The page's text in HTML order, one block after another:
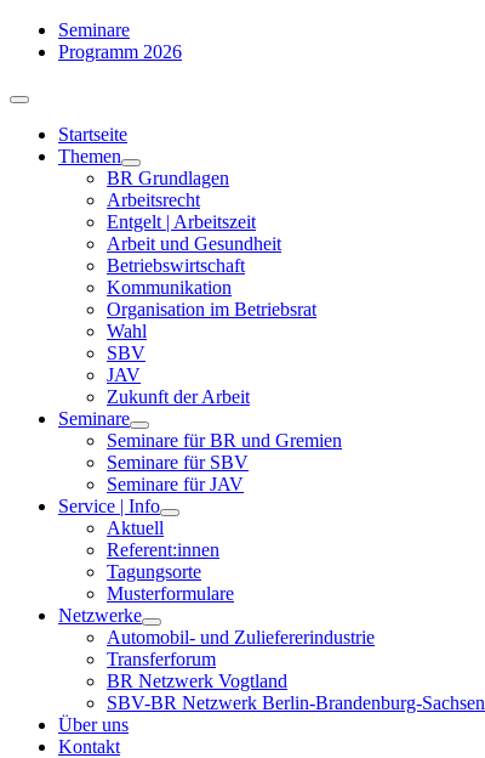
Zum
Inhalt
Seminare
Programm 2026
Toggle
NavigationStartseite
Themen
BR Grundlagen
Arbeits­recht
Entgelt | Arbeitszeit
Arbeit und Gesundheit
Betriebswirtschaft
Kommuni­kation
Organisation im Betriebsrat
Wahl
SBV
JAV
Zukunft der Arbeit
Seminare
Seminare für BR und Gremien
Seminare für SBV
Seminare für JAV
Service | Info
Aktuell
Referent:innen
Tagungsorte
Musterformulare
Netzwerke
Automobil- und Zuliefererindustrie
Transferforum
BR Netzwerk Vogtland
SBV-BR Netzwerk Berlin-Brandenburg-Sachsen
Über uns
Kontakt